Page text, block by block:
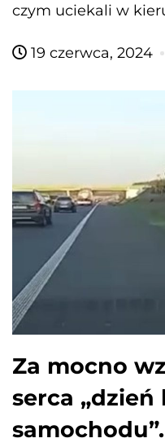
czym uciekali w
19 czerwca, 2024
Za mocno
serca „dzień